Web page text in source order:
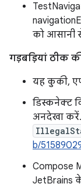
को आसानी
गड़बड़ियां ठीक
यह कुकी,
डिस्कनेक्ट
अनदेखा
b/
Compose
JetBrains